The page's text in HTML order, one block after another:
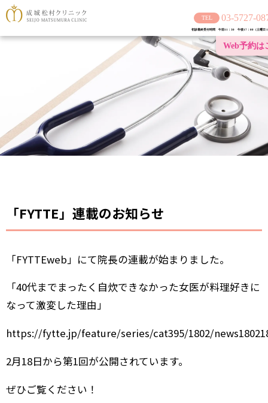
Web予約は
03-5727-
初診最終受付時間 午前11：30 午後17：00（土曜日
「FYTTE」連載のお知らせ
「FYTTEweb」にて院長の連載が始まりました。
「40代までまったく自炊できなかった女医が料理好きに
なって激変した理由」
https://fytte.jp/feature/series/cat395/1802/
2月18日から第1回が公開されています。
ぜひご覧ください！